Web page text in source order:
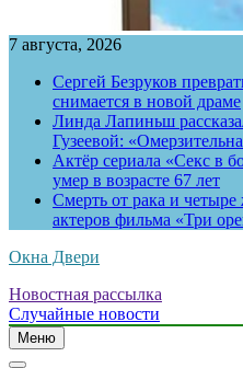
7 августа, 2026
Сергей Безруков
снимается в новой драме
Линда Лапиньш
Гузеевой:
Актёр сериала «Секс в
умер в возрасте 67 лет
Смерть от рака и
актеров фильма «Три
Окна Двери
Новостная рассылка
Случайные новости
Меню